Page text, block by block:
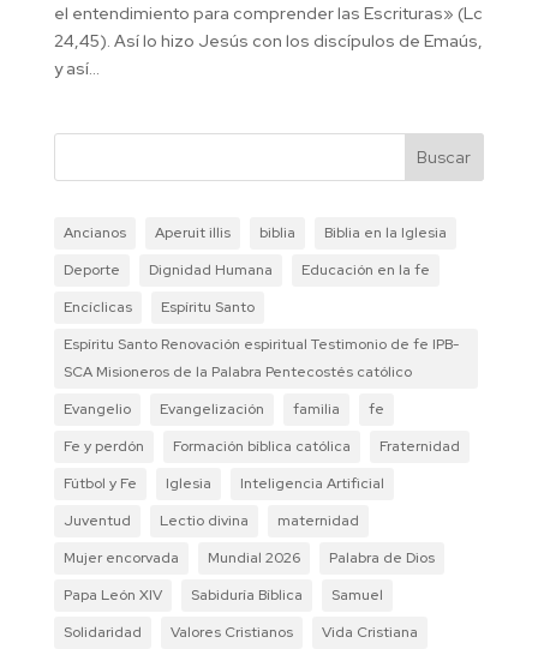
el entendimiento para comprender las Escrituras» (Lc
24,45). Así lo hizo Jesús con los discípulos de Emaús,
y así...
Buscar
Ancianos Aperuit illis biblia
Biblia en la Iglesia
Deporte
Dignidad Humana
Educación en la fe
Encíclicas
Espíritu Santo
Espíritu Santo Renovación espiritual Testimonio de fe IPB-
SCA Misioneros de la Palabra Pentecostés católico
Evangelio
Evangelización familia
fe
Fe y perdón
Formación bíblica católica
Fraternidad
Fútbol y Fe
Iglesia
Inteligencia Artificial
Juventud
Lectio divina
maternidad
Mujer encorvada
Mundial 2026
Palabra de Dios
Papa León XIV
Sabiduría Bíblica
Samuel
Solidaridad
Valores Cristianos Vida Cristiana